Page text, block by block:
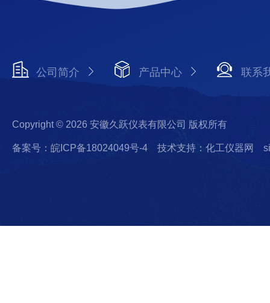
公司简介 产品中心 联系
Copyright © 2026 安徽久跃仪表有限公司 版权所有
备案号：皖ICP备18024049号-4 技术支持：化工仪器网